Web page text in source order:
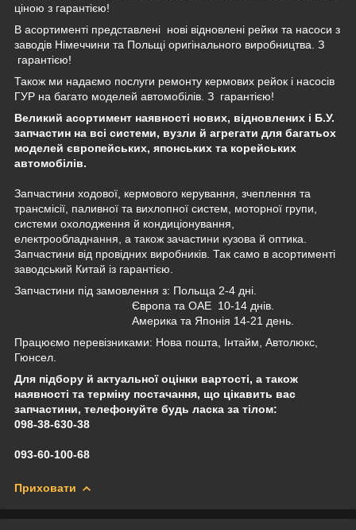
ціною з гарантією!
В асортименті представлені нові відновлені рейки та насоси з
заводів Німеччини та Польщі оригінального виробництва. З
гарантією!
Також ми надаємо послуги ремонту кермових рейок і насосів
ГУР на багато моделей автомобілів. З гарантією!
Великий асортимент наявності нових, відновлених і Б.У.
запчастин на всі системи, вузли й агрегати для багатьох
моделей європейських, японських та корейських
автомобілів.
Запчастини ходової, кермового керування, зчеплення та
трансмісії, паливної та вихлопної систем, моторної групи,
системи охолодження й кондиціонування,
електрообладнання, а також зачастини кузова й оптика.
Запчастини від провідних виробників. Так само в асортименті
заводський Китай із гарантією.
Запчастини під замовлення з: Польща 2-4 дні.
Європа та ОАЕ 10-14 днів.
Америка та Японія 14-21 день.
Працюємо перевізниками: Нова пошта, Інтайм, Автолюкс,
Гюнсел.
Для підбору й актуальної оцінки вартості, а також
наявності та терміну постачання, що цікавить вас
запчастини, телефонуйте будь ласка за тілом:
098-38-630-38
093-60-100-68
Приховати